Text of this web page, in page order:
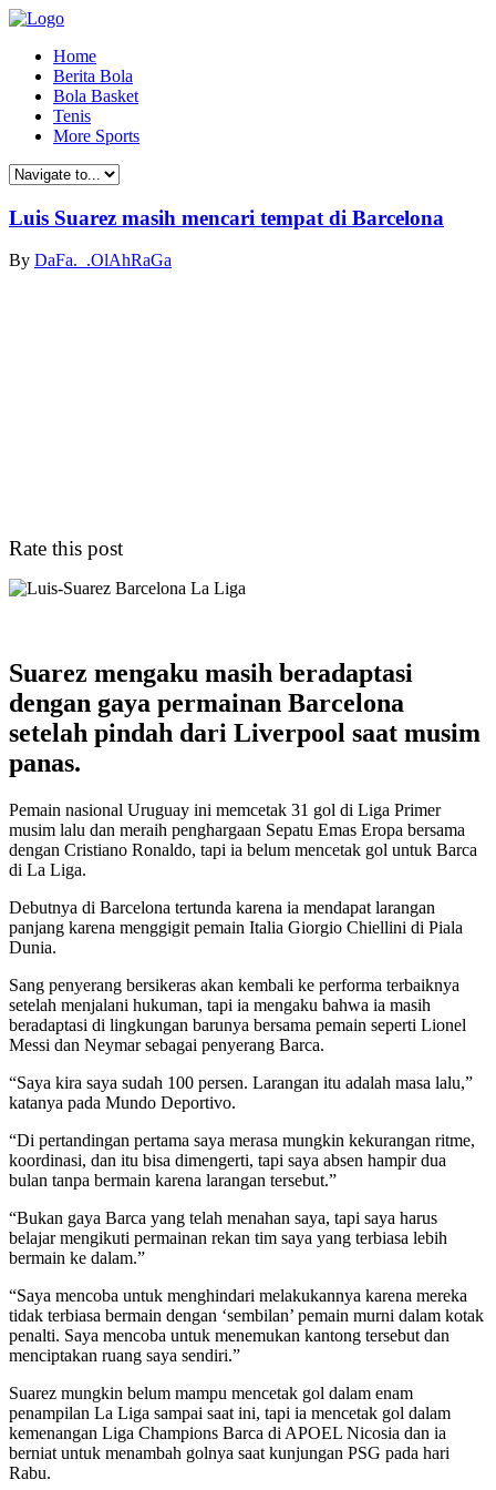
Home
Berita Bola
Bola Basket
Tenis
More Sports
Luis Suarez masih mencari tempat di Barcelona
By DaFa._.OlAhRaGa
Rate this post
Suarez mengaku masih beradaptasi
dengan gaya permainan Barcelona
setelah pindah dari Liverpool saat musim
panas.
Pemain nasional Uruguay ini memcetak 31 gol di Liga Primer
musim lalu dan meraih penghargaan Sepatu Emas Eropa bersama
dengan Cristiano Ronaldo, tapi ia belum mencetak gol untuk Barca
di La Liga.
Debutnya di Barcelona tertunda karena ia mendapat larangan
panjang karena menggigit pemain Italia Giorgio Chiellini di Piala
Dunia.
Sang penyerang bersikeras akan kembali ke performa terbaiknya
setelah menjalani hukuman, tapi ia mengaku bahwa ia masih
beradaptasi di lingkungan barunya bersama pemain seperti Lionel
Messi dan Neymar sebagai penyerang Barca.
“Saya kira saya sudah 100 persen. Larangan itu adalah masa lalu,”
katanya pada Mundo Deportivo.
“Di pertandingan pertama saya merasa mungkin kekurangan ritme,
koordinasi, dan itu bisa dimengerti, tapi saya absen hampir dua
bulan tanpa bermain karena larangan tersebut.”
“Bukan gaya Barca yang telah menahan saya, tapi saya harus
belajar mengikuti permainan rekan tim saya yang terbiasa lebih
bermain ke dalam.”
“Saya mencoba untuk menghindari melakukannya karena mereka
tidak terbiasa bermain dengan ‘sembilan’ pemain murni dalam kotak
penalti. Saya mencoba untuk menemukan kantong tersebut dan
menciptakan ruang saya sendiri.”
Suarez mungkin belum mampu mencetak gol dalam enam
penampilan La Liga sampai saat ini, tapi ia mencetak gol dalam
kemenangan Liga Champions Barca di APOEL Nicosia dan ia
berniat untuk menambah golnya saat kunjungan PSG pada hari
Rabu.